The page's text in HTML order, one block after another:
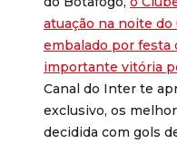
atuação na noite do
embalado por festa
importante vitória
Canal do Inter te
exclusivo, os
decidida com gols